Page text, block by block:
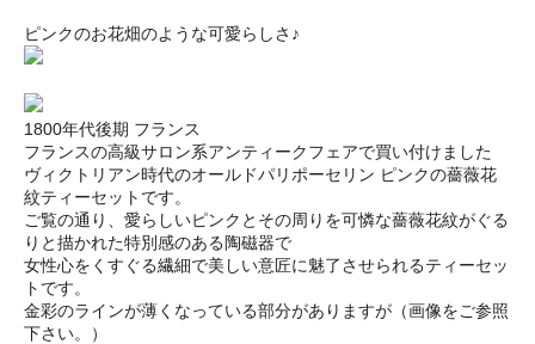
ピンクのお花畑のような可愛らしさ♪
1800年代後期 フランス
フランスの高級サロン系アンティークフェアで買い付けました
ヴィクトリアン時代のオールドパリポーセリン ピンクの薔薇花
紋ティーセットです。
ご覧の通り、愛らしいピンクとその周りを可憐な薔薇花紋がぐる
りと描かれた特別感のある陶磁器で
女性心をくすぐる繊細で美しい意匠に魅了させられるティーセッ
トです。
金彩のラインが薄くなっている部分がありますが（画像をご参照
下さい。）